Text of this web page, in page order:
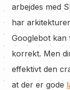
arbejdes med
har
Googlebot kan
korrekt. Men
effektivt den
at der er gode